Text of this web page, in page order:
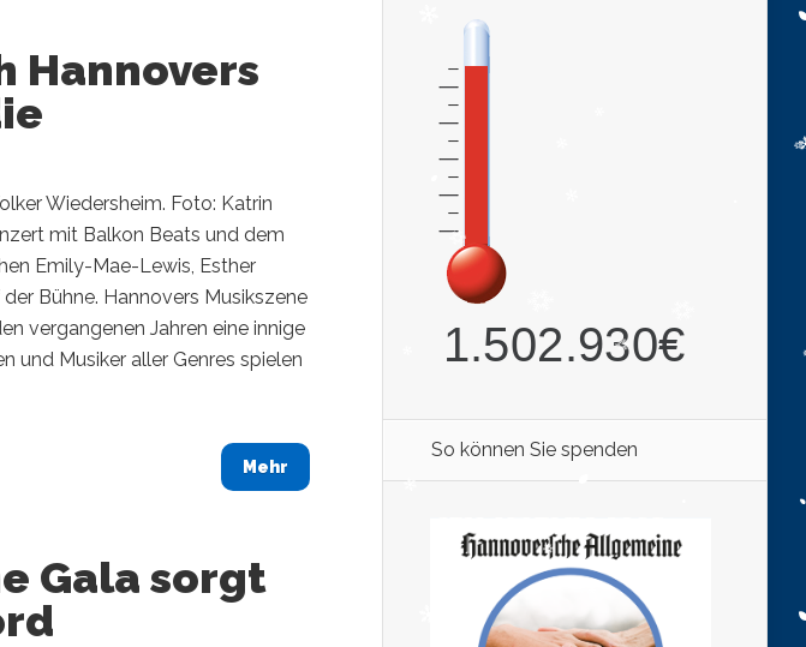
Hannovers
Wiedersheim. Foto: Katrin
mit Balkon Beats und dem
Emily-Mae-Lewis, Esther
Bühne. Hannovers Musikszene
vergangenen Jahren eine innige
und Musiker aller Genres spielen
Mehr
Gala sorgt
So können Sie spenden